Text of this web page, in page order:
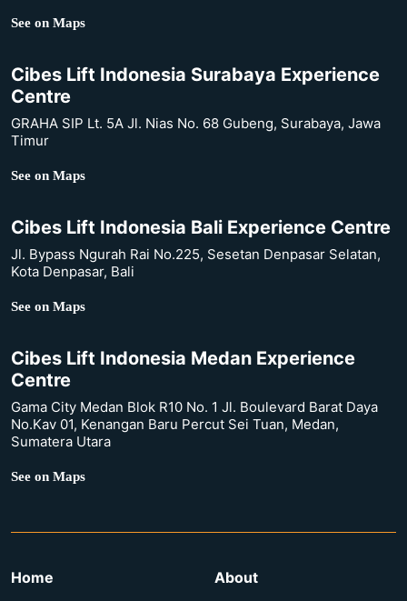
See on Maps
Cibes Lift Indonesia Surabaya Experience
Centre
GRAHA SIP Lt. 5A Jl. Nias No. 68 Gubeng, Surabaya, Jawa
Timur
See on Maps
Cibes Lift Indonesia Bali Experience Centre
Jl. Bypass Ngurah Rai No.225, Sesetan Denpasar Selatan,
Kota Denpasar, Bali
See on Maps
Cibes Lift Indonesia Medan Experience
Centre
Gama City Medan Blok R10 No. 1 Jl. Boulevard Barat Daya
No.Kav 01, Kenangan Baru Percut Sei Tuan, Medan,
Sumatera Utara
See on Maps
Home
About